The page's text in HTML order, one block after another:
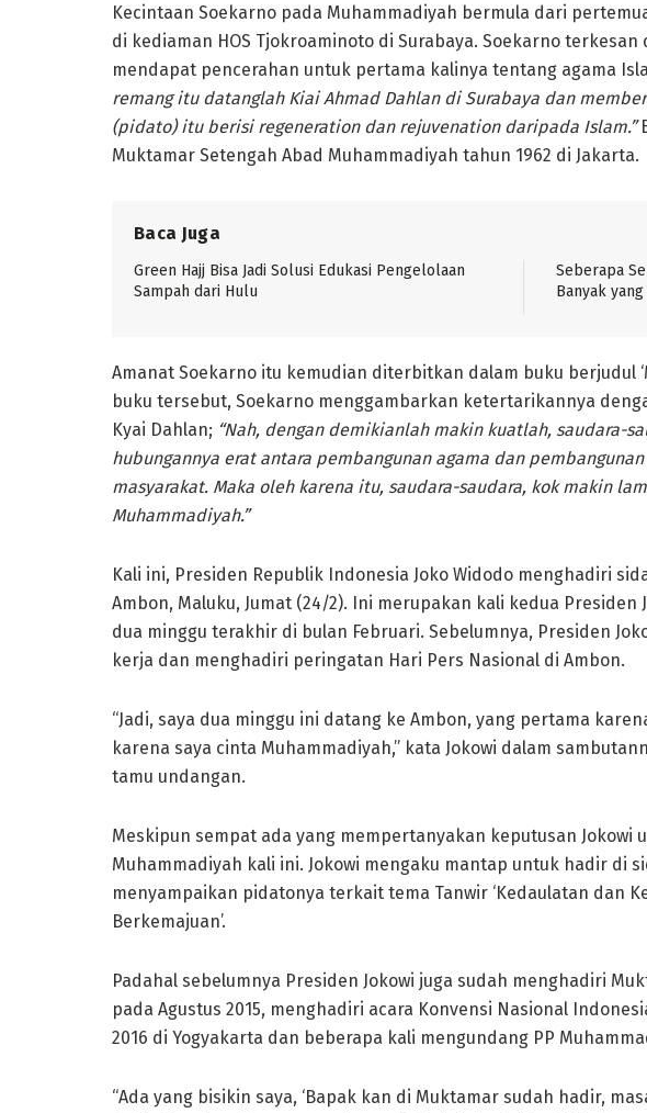
Kecintaan Soekarno pada Muhammadiyah bermula dari
di kediaman HOS Tjokroaminoto di Surabaya. Soekarno
mendapat pencerahan untuk pertama kalinya tentang agama
remang itu datanglah Kiai Ahmad Dahlan di Surabaya dan
(pidato) itu berisi regenerationdan rejuvenationdaripada Islam.”
Muktamar Setengah Abad Muhammadiyah tahun 1962 di Jakarta.
Baca Juga
Green Hajj Bisa Jadi Solusi Edukasi Pengelolaan
Sampah dari Hulu
Seberapa
Banyak
Amanat Soekarno itu kemudian diterbitkan dalam buku berjudul
buku tersebut, Soekarno menggambarkan ketertarikannya
Kyai Dahlan; “Nah, dengan demikianlah makin kuatlah, saudara-
hubungannya erat antara pembangunan agama dan
masyarakat. Maka oleh karena itu, saudara-saudara, kok makin
Muhammadiyah.”
Kali ini, Presiden Republik Indonesia Joko Widodo menghadiri
Ambon, Maluku, Jumat (24/2). Ini merupakan kali kedua Presiden
dua minggu terakhir di bulan Februari. Sebelumnya, Presiden
kerja dan menghadiri peringatan Hari Pers Nasional di Ambon.
“Jadi, saya dua minggu ini datang ke Ambon, yang pertama
karena saya cinta Muhammadiyah,” kata Jokowi dalam
tamu undangan.
Meskipun sempat ada yang mempertanyakan keputusan Jokowi
Muhammadiyah kali ini. Jokowi mengaku mantap untuk hadir di
menyampaikan pidatonya terkait tema Tanwir ‘Kedaulatan dan
Berkemajuan’.
Padahal sebelumnya Presiden Jokowi juga sudah menghadiri
pada Agustus 2015, menghadiri acara Konvensi Nasional
2016 di Yogyakarta dan beberapa kali mengundang PP
“Ada yang bisikin saya, ‘Bapak kan di Muktamar sudah hadir,